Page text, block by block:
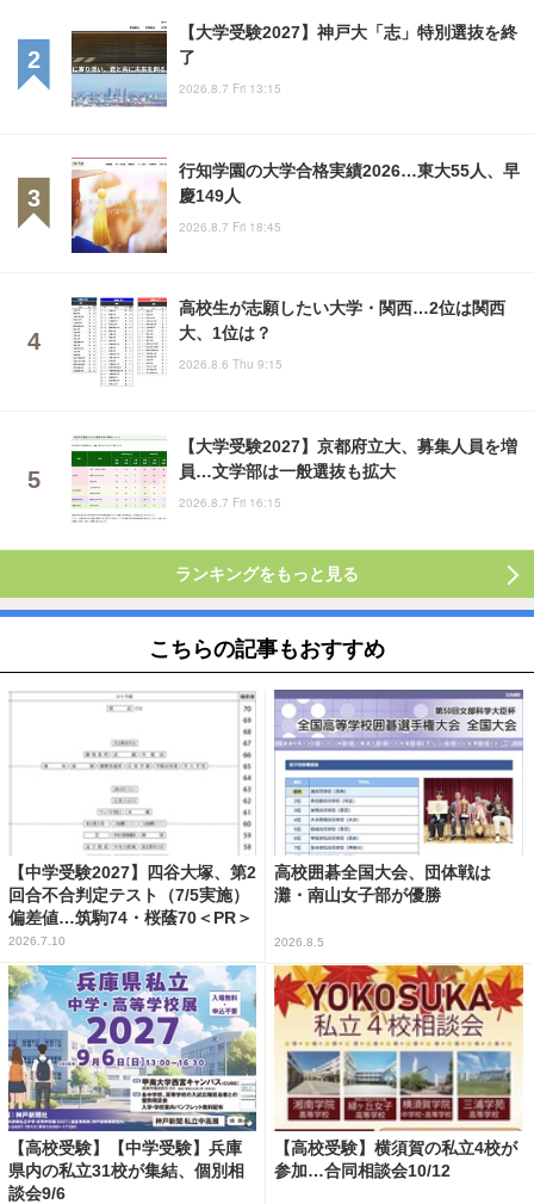
【大学受験2027】神戸大「志」特別選抜を終
了
2026.8.7 Fri 13:15
行知学園の大学合格実績2026…東大55人、早
慶149人
2026.8.7 Fri 18:45
高校生が志願したい大学・関西…2位は関西
大、1位は？
2026.8.6 Thu 9:15
【大学受験2027】京都府立大、募集人員を増
員…文学部は一般選抜も拡大
2026.8.7 Fri 16:15
ランキングをもっと見る
こちらの記事もおすすめ
【中学受験2027】四谷大塚、第2
回合不合判定テスト（7/5実施）
偏差値…筑駒74・桜蔭70＜PR＞
2026.7.10
高校囲碁全国大会、団体戦は
灘・南山女子部が優勝
2026.8.5
【高校受験】【中学受験】兵庫
県内の私立31校が集結、個別相
談会9/6
【高校受験】横須賀の私立4校が
参加…合同相談会10/12